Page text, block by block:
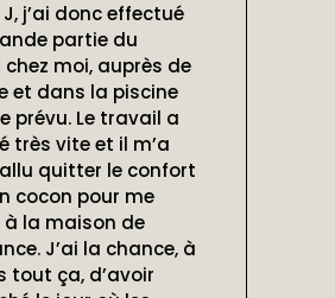
J, j’ai donc effectué
partie du
moi, auprès de
et dans la piscine
prévu. Le travail a
très vite et il m’a
quitter le confort
cocon pour me
à la maison de
J’ai la chance, à
tout ça, d’avoir